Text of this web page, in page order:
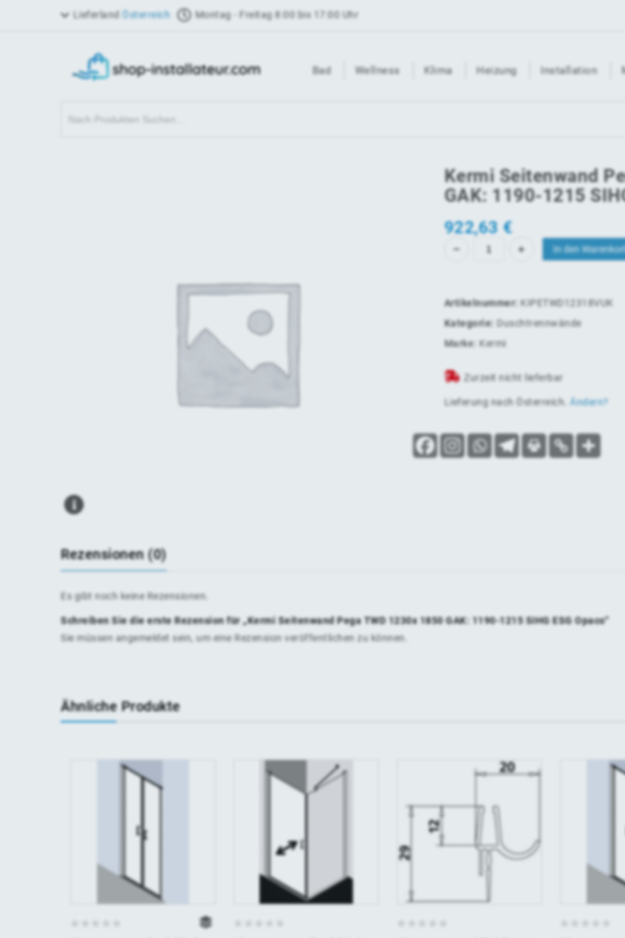
Lieferland Österreich Montag - Freitag 8:00 bis 17:00 Uhr
Bad Wellness Klima Heizung Installation
Kermi Seitenwand
GAK: 1190-1215
922,63€
In den
Artikelnummer: KIPETWD12318VUK
Kategorie: Duschtrennwände
Marke:Kermi
Zurzeit nicht lieferbar
Lieferung nach Österreich Ändern?
Rezensionen (0)
Es gibt noch keine Rezensionen.
Schreiben Sie die erste Rezension für „Kermi Seitenwand Pega TWD 1230x 1850 GAK: 1190-1215 SIHG ESG Opaco“
Sie müssen angemeldet sein, um eine Rezension veröffentlichen zu können.
Ähnliche Produkte